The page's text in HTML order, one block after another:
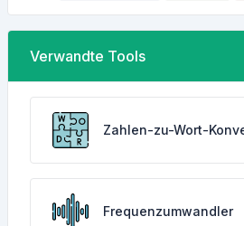
Verwandte Tools
Zahlen-zu-Wort-
Frequenzumwandler